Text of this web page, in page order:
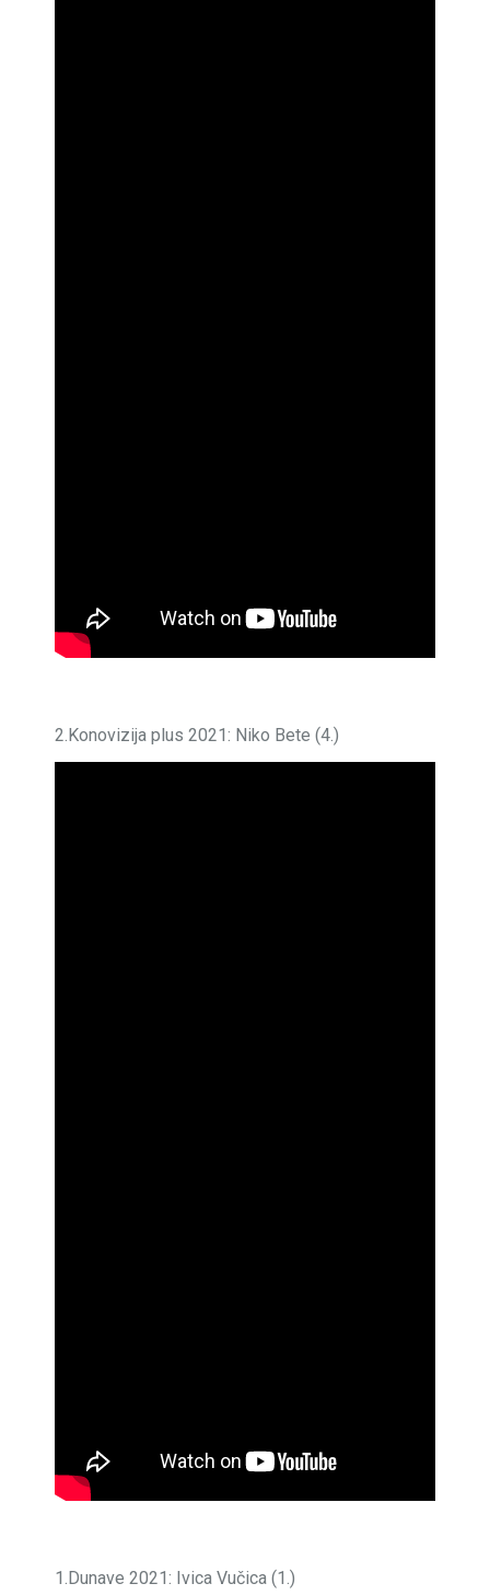
2.Konovizija plus 2021: Niko Bete (4.)
1.Dunave 2021: Ivica Vučica (1.)